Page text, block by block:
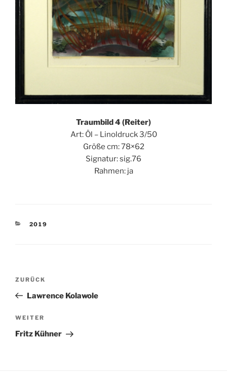
Traumbild 4 (Reiter)
Art: Öl – Linoldruck 3/50
Größe cm: 78×62
Signatur: sig.76
Rahmen: ja
KATEGORIEN
2019
Beitragsnavigation
Vorheriger
Beitrag
ZURÜCK
Lawrence Kolawole
Nächster
Beitrag
WEITER
Fritz Kühner